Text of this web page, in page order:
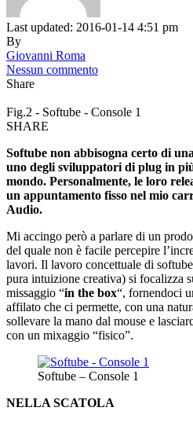
Last updated: 2016-01-14 4:51 pm
By
Giovanni Roma
Nessun commento
Share
Fig.2 - Softube - Console 1
SHARE
Softube non abbisogna certo di
uno degli sviluppatori di plug in
mondo. Personalmente, le loro
un appuntamento fisso nel mio
Audio.
Mi accingo però a parlare di un
del quale non è facile percepire
lavori. Il lavoro concettuale di
pura intuizione creativa) si focalizza
missaggio “in the box“, fornendoci
affilato che ci permette, con una
sollevare la mano dal mouse e
con un mixaggio “fisico”.
Softube – Console 1
NELLA SCATOLA